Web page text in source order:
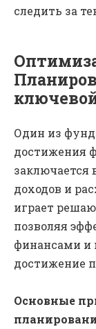
следить за
Один из
достижения
заключается
доходов и
играет
позволяя
финансами и
достижение
Основные